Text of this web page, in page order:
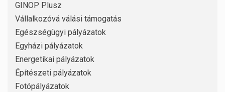
GINOP Plusz
Vállalkozóvá válási támogatás
Egészségügyi pályázatok
Egyházi pályázatok
Energetikai pályázatok
Építészeti pályázatok
Fotópályázatok